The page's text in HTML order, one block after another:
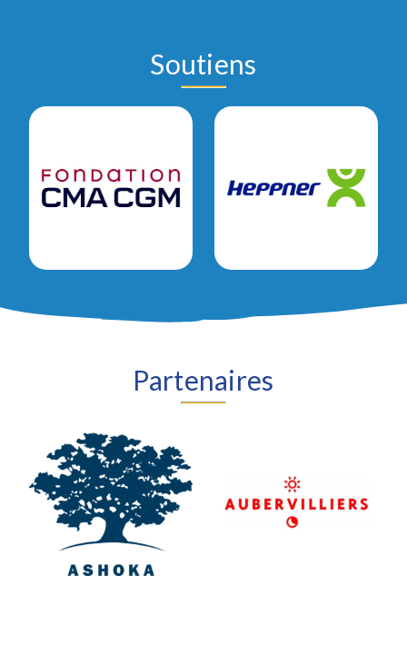
Soutiens
Partenaires